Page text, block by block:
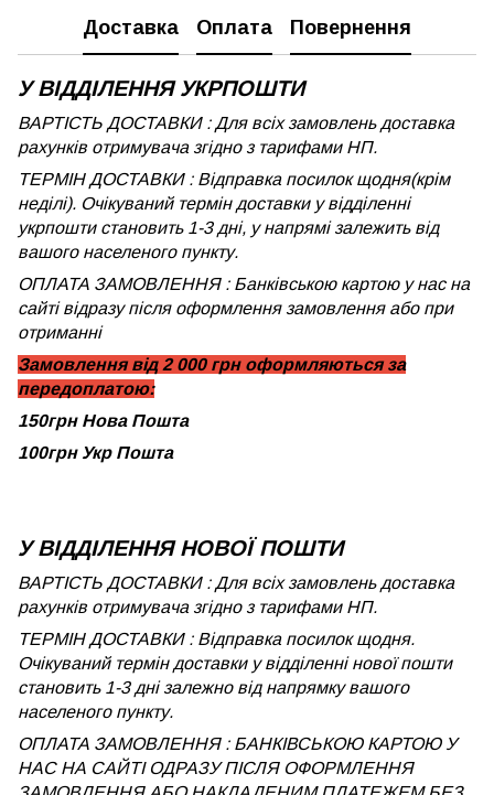
Доставка Оплата Повернення
У ВІДДІЛЕННЯ УКРПОШТИ
ВАРТІСТЬ ДОСТАВКИ : Для всіх замовлень доставка
рахунків отримувача згідно з тарифами НП.
ТЕРМІН ДОСТАВКИ : Відправка посилок щодня(крім
неділі). Очікуваний термін доставки у відділенні
укрпошти становить 1-3 дні, у напрямі залежить від
вашого населеного пункту.
ОПЛАТА ЗАМОВЛЕННЯ : Банківською картою у нас на
сайті відразу після оформлення замовлення або при
отриманні
Замовлення від 2 000 грн оформляються за
передоплатою:
150грн Нова Пошта
100грн Укр Пошта
У ВІДДІЛЕННЯ НОВОЇ ПОШТИ
ВАРТІСТЬ ДОСТАВКИ : Для всіх замовлень доставка
рахунків отримувача згідно з тарифами НП.
ТЕРМІН ДОСТАВКИ : Відправка посилок щодня.
Очікуваний термін доставки у відділенні нової пошти
становить 1-3 дні залежно від напрямку вашого
населеного пункту.
ОПЛАТА ЗАМОВЛЕННЯ : БАНКІВСЬКОЮ КАРТОЮ У
НАС НА САЙТІ ОДРАЗУ ПІСЛЯ ОФОРМЛЕННЯ